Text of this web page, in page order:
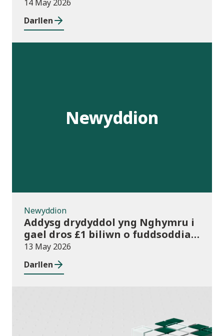
14 May 2026
Darllen
Newyddion
Newyddion
Addysg drydyddol yng Nghymru i
gael dros £1 biliwn o fuddsoddiad
am y tro cyntaf
13 May 2026
Darllen